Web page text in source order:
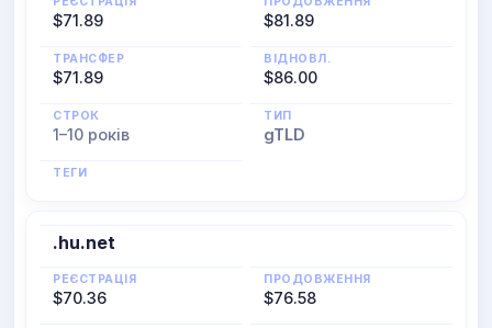
$71.89 $81.89
ТРАНСФЕР
$71.89
ВІДНОВЛ.
$86.00
СТРОК
1–10 років
ТИП
gTLD
ТЕГИ
.hu.net
РЕЄСТРАЦІЯ
$70.36
ПРОДОВЖЕННЯ
$76.58